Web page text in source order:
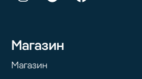
Магазин
Магазин